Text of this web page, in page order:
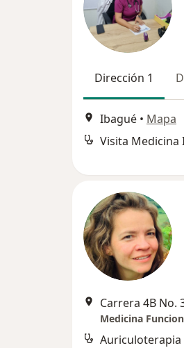
Dirección 1
Ibagué • Mapa
Visita Medicina
Carrera 4B No.
Medicina
Auriculoterapia